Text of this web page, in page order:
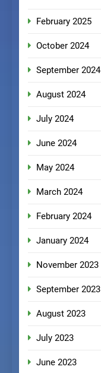
February 2025
October 2024
September 2024
August 2024
July 2024
June 2024
May 2024
March 2024
February 2024
January 2024
November 2023
September 2023
August 2023
July 2023
June 2023